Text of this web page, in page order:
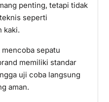
penting, tetapi tidak
seperti
kaki.
mencoba sepatu
memiliki standar
uji coba langsung
aman.